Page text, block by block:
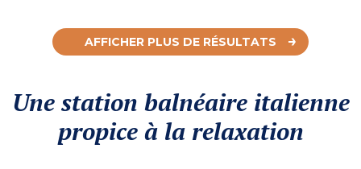
AFFICHER PLUS DE RÉSULTATS
Une station balnéaire italienne
propice à la relaxation